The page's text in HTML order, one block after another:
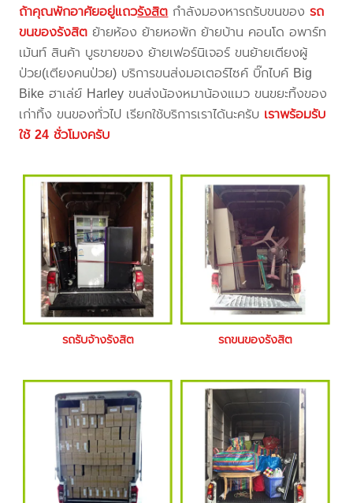
ถ้าคุณพักอาศัยอยู่แถวรังสิต กำลังมองหารถรับขนของรถ
ขนของรังสิต ย้ายห้อง ย้ายหอพัก ย้ายบ้าน คอนโด อพาร์ท
เม้นท์ สินค้า บูธขายของ ย้ายเฟอร์นิเจอร์ ขนย้ายเตียงผู้
ป่วย(เตียงคนป่วย) บริการขนส่งมอเตอร์ไซค์ บิ๊กไบค์ Big
Bike ฮาเล่ย์ Harley ขนส่งน้องหมาน้องแมว ขนขยะทิ้งของ
เก่าทิ้ง ขนของทั่วไป เรียกใช้บริการเราได้นะครับ เราพร้อมรับ
ใช้ 24 ชั่วโมงครับ
รถรับจ้างรังสิต รถขนของรังสิต